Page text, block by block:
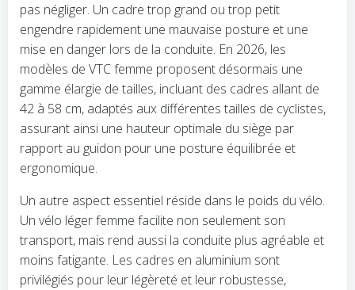
pas négliger. Un cadre trop grand ou trop petit
engendre rapidement une mauvaise posture et une
mise en danger lors de la conduite. En 2026, les
modèles de VTC femme proposent désormais une
gamme élargie de tailles, incluant des cadres allant de
42 à 58 cm, adaptés aux différentes tailles de cyclistes,
assurant ainsi une hauteur optimale du siège par
rapport au guidon pour une posture équilibrée et
ergonomique.
Un autre aspect essentiel réside dans le poids du vélo.
Un vélo léger femme facilite non seulement son
transport, mais rend aussi la conduite plus agréable et
moins fatigante. Les cadres en aluminium sont
privilégiés pour leur légèreté et leur robustesse,